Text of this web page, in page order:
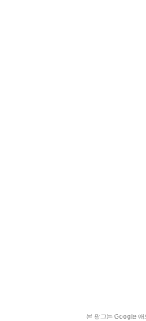
본 광고는 Google 애